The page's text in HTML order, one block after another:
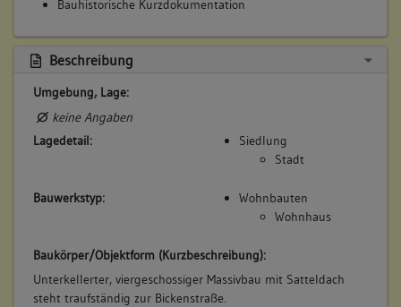
Bauhistorische Kurzdokumentation
Beschreibung
Umgebung, Lage:
keine Angaben
Lagedetail:
Siedlung
Stadt
Bauwerkstyp:
Wohnbauten
Wohnhaus
Baukörper/Objektform (Kurzbeschreibung):
Unterkellerter, viergeschossiger Massivbau mit Satteldach
steht traufständig zur Bickenstraße.